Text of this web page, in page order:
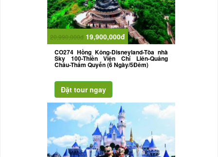
20,990,000đ 19,900,000đ
CO274 Hồng Kông-Disneyland-Tòa nhà
Sky 100-Thiền Viện Chí Liên-Quảng
Châu-Thẩm Quyến (6 Ngày/5Đêm)